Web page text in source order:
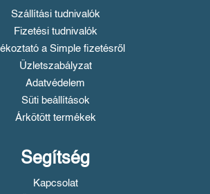
Szállítási tudnivalók
Fizetési tudnivalók
a Simple fizetésről
Üzletszabályzat
Adatvédelem
Süti beállítások
Árkötött termékek
Segítség
Kapcsolat